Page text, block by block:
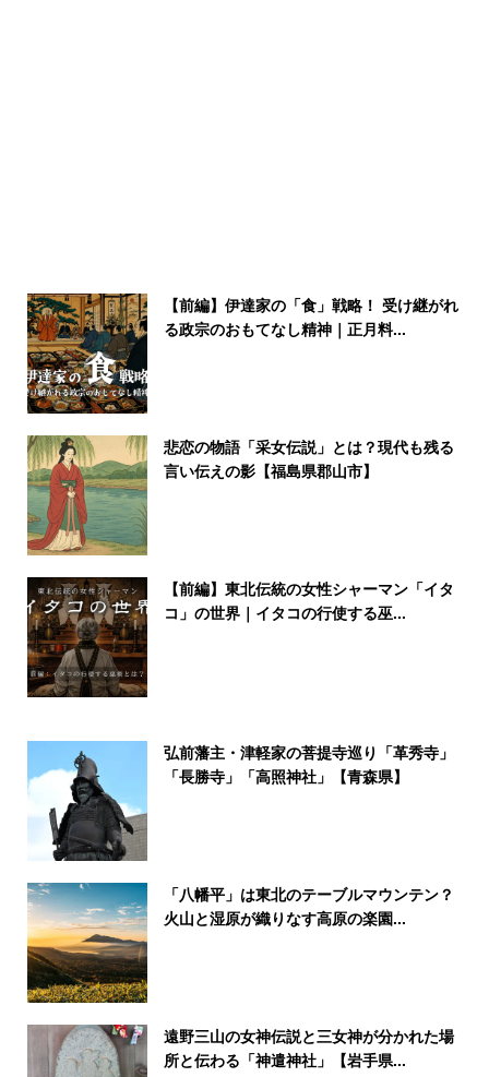
【前編】伊達家の「食」戦略！ 受け継がれ
る政宗のおもてなし精神｜正月料...
悲恋の物語「采女伝説」とは？現代も残る
言い伝えの影【福島県郡山市】
【前編】東北伝統の女性シャーマン「イタ
コ」の世界｜イタコの行使する巫...
弘前藩主・津軽家の菩提寺巡り「革秀寺」
「長勝寺」「高照神社」【青森県】
「八幡平」は東北のテーブルマウンテン？
火山と湿原が織りなす高原の楽園...
遠野三山の女神伝説と三女神が分かれた場
所と伝わる「神遣神社」【岩手県...